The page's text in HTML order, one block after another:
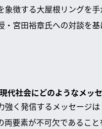
象徴する大屋根リングを
・宮田裕章氏への対談を
代社会にどのようなメッ
強く発信するメッセージ
両要素が不可欠であるこ